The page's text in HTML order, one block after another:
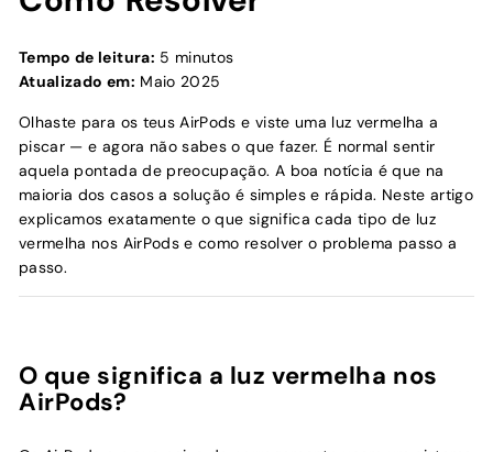
Tempo de leitura: 5 minutos
Atualizado em: Maio 2025
Olhaste para os teus AirPods e viste uma luz vermelha a
piscar — e agora não sabes o que fazer. É normal sentir
aquela pontada de preocupação. A boa notícia é que na
maioria dos casos a solução é simples e rápida. Neste artigo
explicamos exatamente o que significa cada tipo de luz
vermelha nos AirPods e como resolver o problema passo a
passo.
O que significa a luz vermelha nos
AirPods?